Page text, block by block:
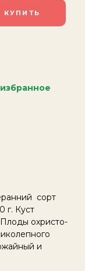
сорт
г. Куст
охристо-
и